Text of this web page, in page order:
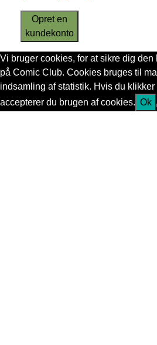
Opret en
kundekonto
Vi bruger cookies, for at sikre dig
på Comic Club. Cookies bruges til
indsamling af statistik. Hvis du
accepterer du brugen af cookies. Ok